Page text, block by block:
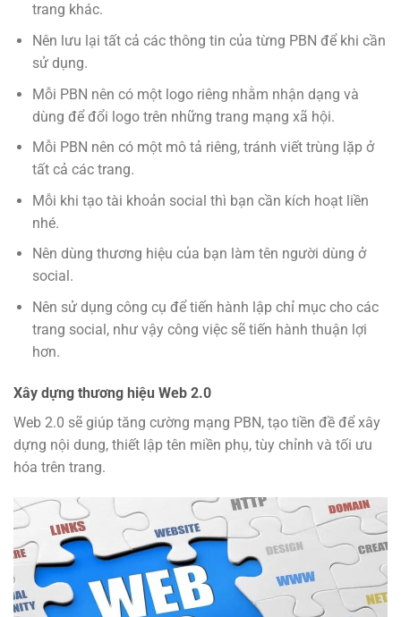
trang khác.
Nên lưu lại tất cả các thông tin của từng PBN để khi cần
sử dụng.
Mỗi PBN nên có một logo riêng nhằm nhận dạng và
dùng để đổi logo trên những trang mạng xã hội.
Mỗi PBN nên có một mô tả riêng, tránh viết trùng lặp ở
tất cả các trang.
Mỗi khi tạo tài khoản social thì bạn cần kích hoạt liền
nhé.
Nên dùng thương hiệu của bạn làm tên người dùng ở
social.
Nên sử dụng công cụ để tiến hành lập chỉ mục cho các
trang social, như vậy công việc sẽ tiến hành thuận lợi
hơn.
Xây dựng thương hiệu Web 2.0
Web 2.0 sẽ giúp tăng cường mạng PBN, tạo tiền đề để xây
dựng nội dung, thiết lập tên miền phụ, tùy chỉnh và tối ưu
hóa trên trang.